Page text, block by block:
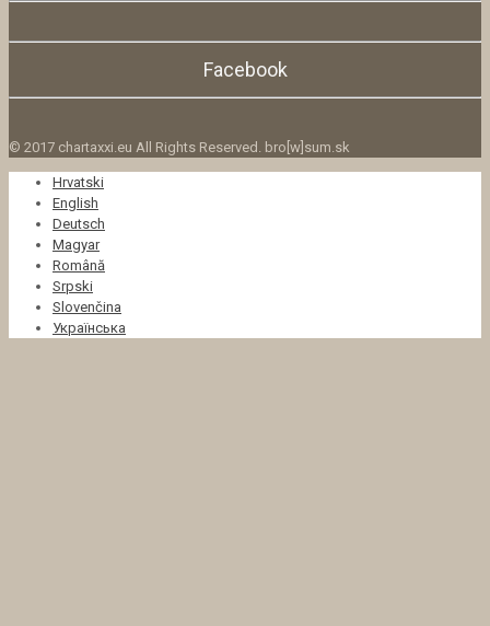
Facebook
© 2017 chartaxxi.eu All Rights Reserved. bro[w]sum.sk
Hrvatski
English
Deutsch
Magyar
Română
Srpski
Slovenčina
Українська